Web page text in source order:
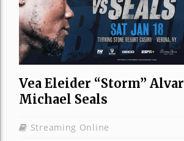
Vea Eleider “Storm”
Michael Seals
Streaming Online